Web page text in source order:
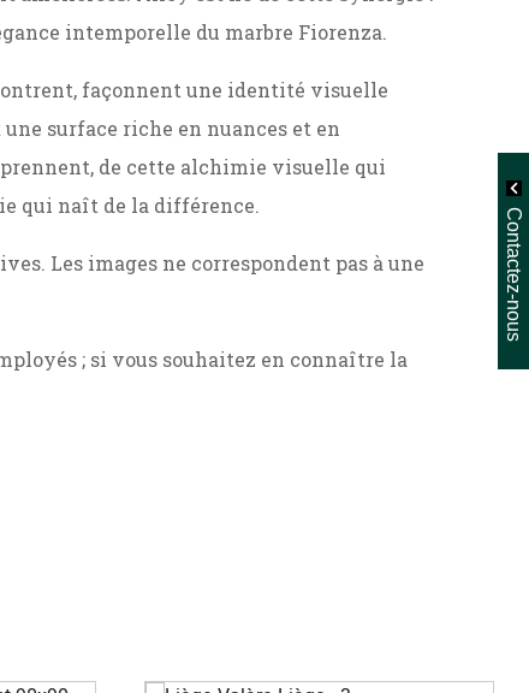
intemporelle du marbre Fiorenza.
façonnent une identité visuelle
surface riche en nuances et en
de cette alchimie visuelle qui
qui naît de la différence.
Les images ne correspondent pas à une
; si vous souhaitez en connaître la
Contactez-nous